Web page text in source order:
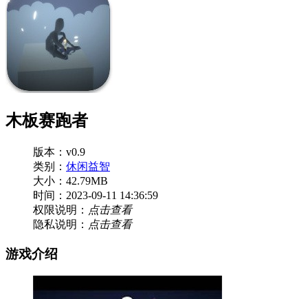
木板赛跑者
版本：v0.9
类别： 休闲益智
大小：42.79MB
时间：2023-09-11 14:36:59
权限说明： 点击查看
隐私说明： 点击查看
游戏介绍